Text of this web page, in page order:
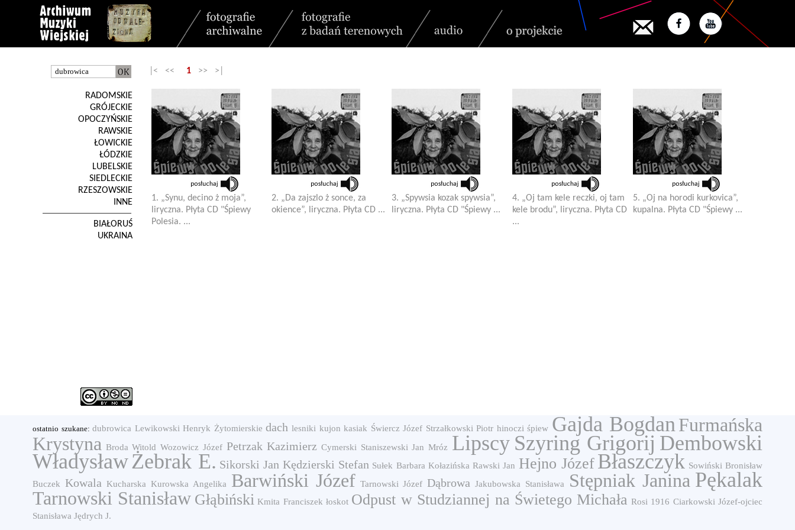
RADOMSKIE
GRÓJECKIE
OPOCZYŃSKIE
RAWSKIE
ŁOWICKIE
ŁÓDZKIE
LUBELSKIE
SIEDLECKIE
RZESZOWSKIE
INNE
BIAŁORUŚ
UKRAINA
|< << 1 >> >|
1. „Synu, decino ż moja”,
liryczna. Płyta CD "Śpiewy
Polesia. ...
2. „Da zajszlo ż sonce, za
okience”, liryczna. Płyta CD ...
3. „Spywsia kozak spywsia”,
liryczna. Płyta CD "Śpiewy ...
4. „Oj tam kele reczki, oj tam
kele brodu”, liryczna. Płyta CD
...
5. „Oj na horodi kurkovica”,
kupalna. Płyta CD "Śpiewy ...
ostatnio szukane:dubrowica Lewikowski Henryk Żytomierskie dach lesniki kujon kasiak Świercz Józef Strzałkowski Piotr hinoczi śpiew Gajda BogdanFurmańska
Krystyna Broda Witold Wozowicz Józef Petrzak Kazimierz Cymerski Staniszewski Jan Mróz Lipscy Szyring Grigorij Dembowski
WładysławŻebrak E. Sikorski Jan Kędzierski Stefan Sułek Barbara Kołazińska Rawski Jan Hejno Józef Błaszczyk Sowiński Bronisław
Buczek
Kowala Kucharska Kurowska Angelika Barwiński Józef Tarnowski Józef Dąbrowa Jakubowska Stanisława Stępniak Janina Pękalak
Tarnowski Stanisław Głąbiński Kmita Franciszek łoskot Odpust w Studziannej na Świetego Michała Rosi 1916 Ciarkowski Józef-ojciec
Stanisława Jędrych J.